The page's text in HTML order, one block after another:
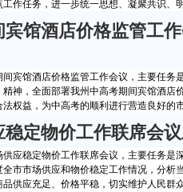
作任务，进一步统一思想、凝聚共识、
馆酒店价格监管工
宾馆酒店价格监管工作会议，主要任务
神，全面部署我州中高考期间宾馆酒店
权益，为中高考的顺利进行营造良好的
定物价工作联席会
应稳定物价工作联席会议，主要任务是
市市场供应和物价稳定工作情况，分析
供应充足、价格平稳，切实维护人民群